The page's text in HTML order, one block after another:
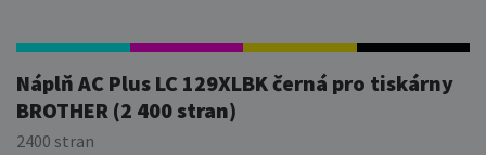
Náplň AC Plus LC 129XLBK černá pro tiskárny
BROTHER (2 400 stran)
2400 stran